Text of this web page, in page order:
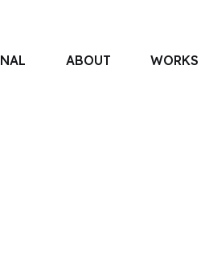
ABOUT WORKS